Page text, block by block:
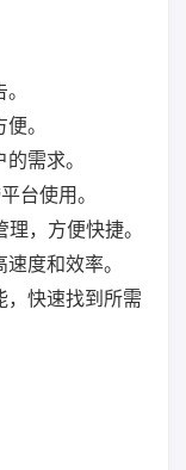
。
需求。
台使用。
，方便快捷。
度和效率。
，快速找到所需